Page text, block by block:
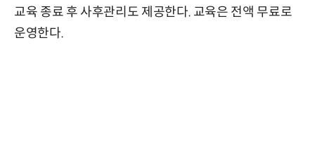
교육 종료 후 사후관리도 제공한다. 교육은 전액 무료로
운영한다.